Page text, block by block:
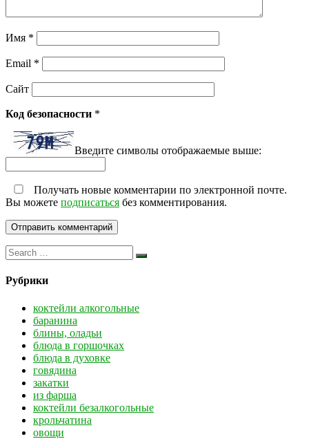
Имя *
Email *
Сайт
Код безопасности *
Введите символы отображаемые выше:
Получать новые комментарии по электронной почте.
Вы можете подписаться без комментирования.
Рубрики
коктейли алкогольные
баранина
блины, оладьи
блюда в горшочках
блюда в духовке
говядина
закатки
из фарша
коктейли безалкогольные
крольчатина
овощи